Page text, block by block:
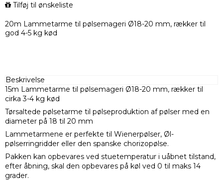
Tilføj til ønskeliste
20m Lammetarme til pølsemageri Ø18-20 mm, rækker til
god 4-5 kg kød
Beskrivelse
15m Lammetarme til pølsemageri Ø18-20 mm, rækker til
cirka 3-4 kg kød
Tørsaltede pølsetarme til pølseproduktion af pølser med en
diameter på 18 til 20 mm
Lammetarmene er perfekte til Wienerpølser, Øl-
pølserringridder eller den spanske chorizopølse.
Pakken kan opbevares ved stuetemperatur i uåbnet tilstand,
efter åbning, skal den opbevares på køl ved 0 til maks 14
grader.